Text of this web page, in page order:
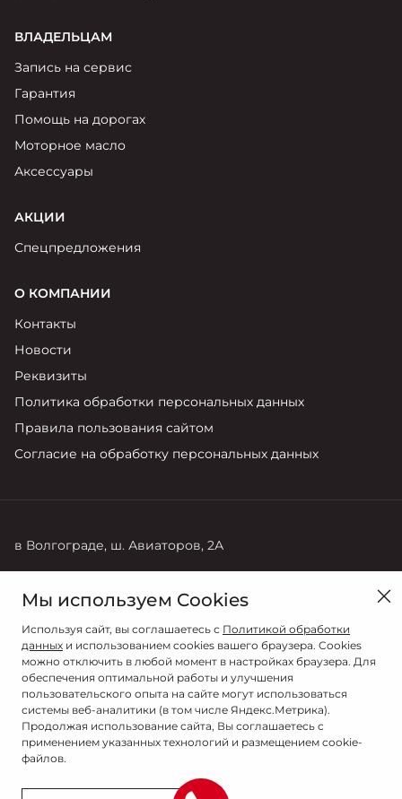
ВЛАДЕЛЬЦАМ
Запись на сервис
Гарантия
Помощь на дорогах
Моторное масло
Аксессуары
АКЦИИ
Спецпредложения
О КОМПАНИИ
Контакты
Новости
Реквизиты
Политика обработки персональных данных
Правила пользования сайтом
Согласие на обработку персональных данных
в Волгограде, ш. Авиаторов, 2А
8 (8442) 72-27-22
© 2026
© АГАТ
Мы используем Cookies
Используя сайт, вы соглашаетесь с Политикой обработки
данных и использованием cookies вашего браузера. Cookies
можно отключить в любой момент в настройках браузера. Для
обеспечения оптимальной работы и улучшения
пользовательского опыта на сайте могут использоваться
системы веб-аналитики (в том числе Яндекс.Метрика).
Продолжая использование сайта, Вы соглашаетесь с
применением указанных технологий и размещением cookie-
файлов.